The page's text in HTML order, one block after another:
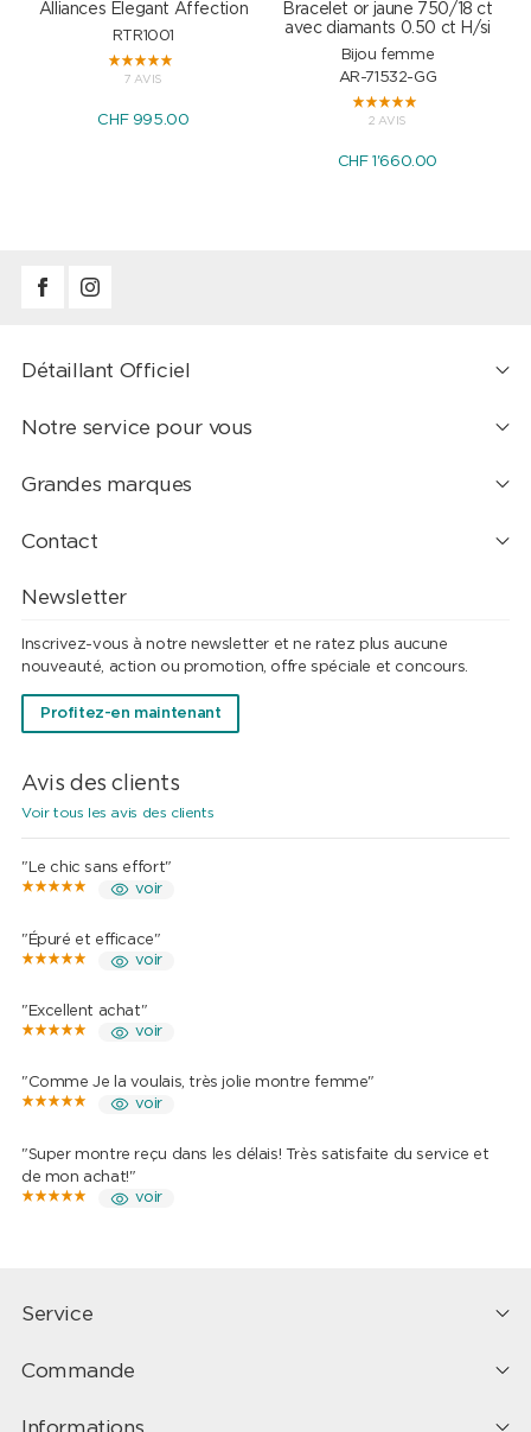
Alliances Elegant Affection
RTR1001
7 AVIS
CHF 995.00
Bracelet or jaune 750/18 ct
avec diamants 0.50 ct H/si
Bijou femme
AR-71532-GG
2 AVIS
CHF 1'660.00
Détaillant Officiel
Notre service pour vous
Grandes marques
Contact
Newsletter
Inscrivez-vous à notre newsletter et ne ratez plus aucune
nouveauté, action ou promotion, offre spéciale et concours.
Profitez-en maintenant
Avis des clients
Voir tous les avis des clients
"Le chic sans effort"
voir
"Épuré et efficace"
voir
"Excellent achat"
voir
"Comme Je la voulais, très jolie montre femme"
voir
"Super montre reçu dans les délais! Très satisfaite du service et
de mon achat!"
voir
Service
Commande
Informations